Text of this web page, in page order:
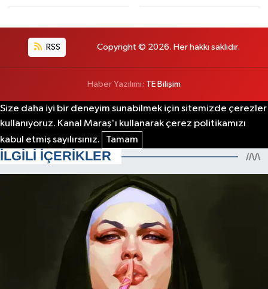
RSS Copyright © 2026. Her hakkı saklıdır.
Haber Yazılımı: TE Bilişim
Size daha iyi bir deneyim sunabilmek için sitemizde çerezler
kullanıyoruz. Kanal Maraş'ı kullanarak çerez politikamızı
kabul etmiş sayılırsınız.
Tamam